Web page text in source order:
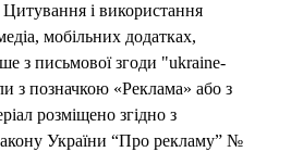
і використання
мобільних додатках,
з письмової згоди "ukraine-
з позначкою «Реклама» або з
розміщено згідно з
України “Про рекламу” №